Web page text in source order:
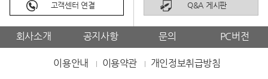
고객센터 연결 Q&A 게시판
회사소개 공지사항 문의 PC버전
이용안내 이용약관 개인정보취급방침